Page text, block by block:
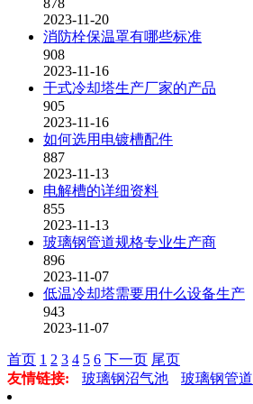
878
2023-11-20
消防栓保温罩有哪些标准
908
2023-11-16
干式冷却塔生产厂家的产品
905
2023-11-16
如何选用电镀槽配件
887
2023-11-13
电解槽的详细资料
855
2023-11-13
玻璃钢管道规格专业生产商
896
2023-11-07
低温冷却塔需要用什么设备生产
943
2023-11-07
首页 1 2 3 4 5 6 下一页 尾页
友情链接:
玻璃钢沼气池 玻璃钢管道